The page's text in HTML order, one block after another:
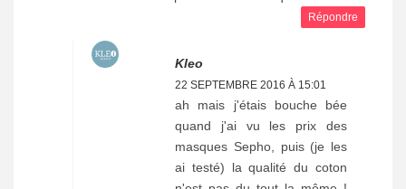
Répondre
Kleo
22 SEPTEMBRE 2016 À 15:01
ah mais j'étais bouche bée
quand j'ai vu les prix des
masques Sepho, puis (je les
ai testé) la qualité du coton